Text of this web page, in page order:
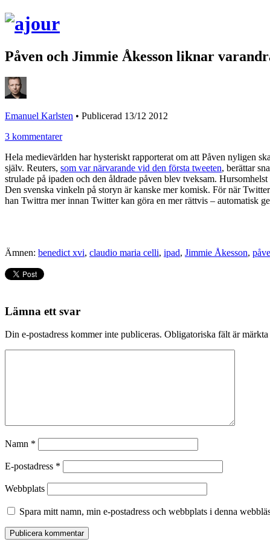
Påven och Jimmie Åkesson liknar
Emanuel Karlsten • Publicerad 13/12 2012
3 kommentarer
Hela medievärlden har hysteriskt rapporterat om att Påven nyligen
själv. Reuters, som var närvarande vid den första tweeten, berättar
strulade på ipaden och den åldrade påven blev tveksam.
Den svenska vinkeln på storyn är kanske mer komisk. För när
han Twittra mer innan Twitter kan göra en mer rättvis – automatisk
Ämnen: benedict xvi, claudio maria celli, ipad, Jimmie Åkesson,
Lämna ett svar
Din e-postadress kommer inte publiceras. Obligatoriska fält är märkta
Namn *
E-postadress *
Webbplats
Spara mitt namn, min e-postadress och webbplats i denna